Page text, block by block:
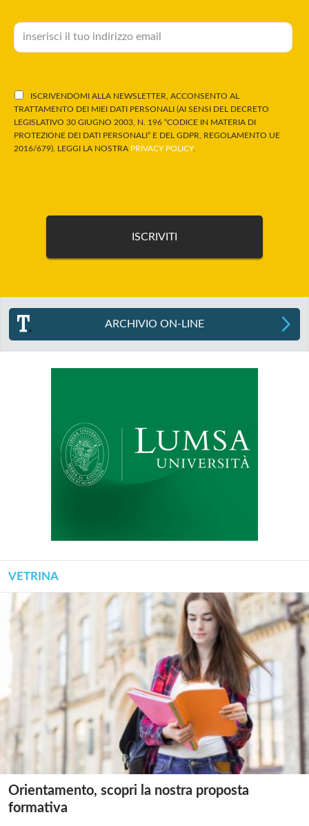
ISCRIVENDOMI ALLA NEWSLETTER, ACCONSENTO AL
TRATTAMENTO DEI MIEI DATI PERSONALI (AI SENSI DEL DECRETO
LEGISLATIVO 30 GIUGNO 2003, N. 196 “CODICE IN MATERIA DI
PROTEZIONE DEI DATI PERSONALI” E DEL GDPR, REGOLAMENTO UE
2016/679). LEGGI LA NOSTRA PRIVACY POLICY.
ARCHIVIO ON-LINE
VETRINA
Orientamento, scopri la nostra proposta
formativa